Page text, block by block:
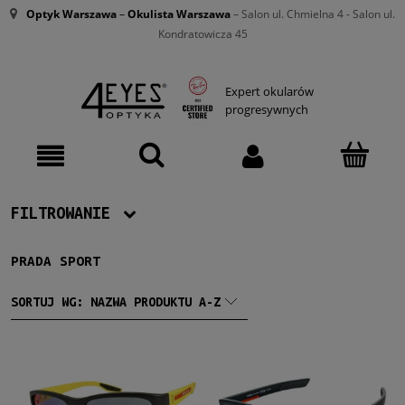
Optyk Warszawa–Okulista Warszawa– Salon ul. Chmielna 4 - Salon ul.
Kondratowicza 45
Expert okularów
progresywnych
FILTROWANIE
Producent
Prada Sport (13)
PRADA SPORT
SORTUJ WG: NAZWA PRODUKTU A-Z